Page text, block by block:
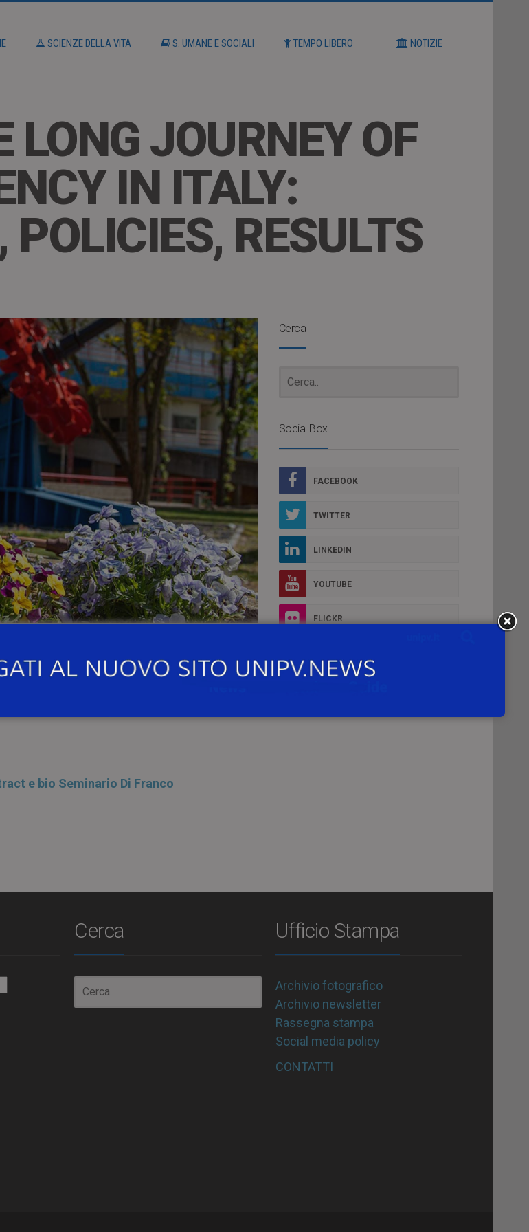
SCIENZE DELLA VITA S. UMANE E SOCIALI TEMPO LIBERO NOTIZIE
LONG JOURNEY OF
IN ITALY:
RESULTS
terrà il seminario “The long journey of
e bio Seminario Di Franco
Cerca
Social Box
FACEBOOK
TWITTER
LINKEDIN
YOUTUBE
FLICKR
Cerca Ufficio Stampa
Archivio fotografico
Archivio newsletter
Rassegna stampa
Social media policy
CONTATTI